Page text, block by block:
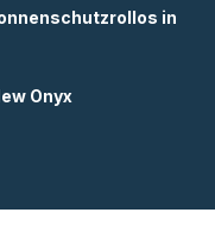
in
Onyx